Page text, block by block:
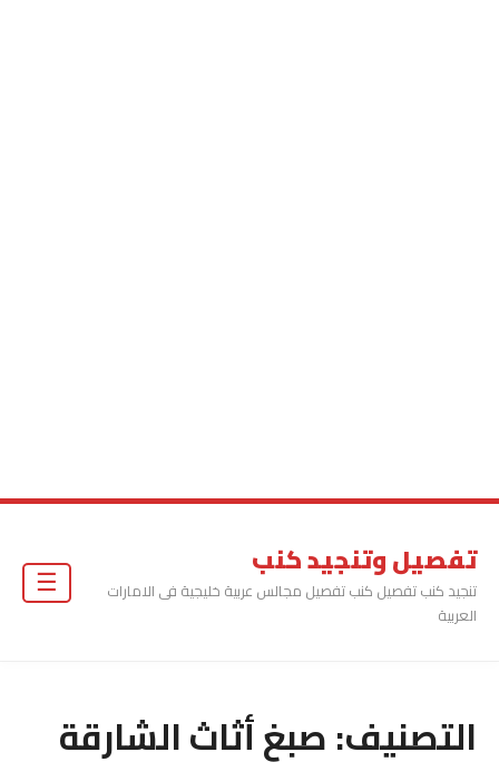
تفصيل وتنجيد كنب
تنجيد كنب تفصيل كنب تفصيل مجالس عربية خليجية فى الامارات
العربية
التصنيف:صبغ أثاث الشارقة